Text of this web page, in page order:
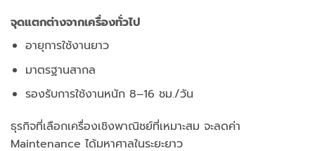
จุดแตกต่างจากเครื่องทั่วไป
อายุการใช้งานยาว
มาตรฐานสากล
รองรับการใช้งานหนัก 8–16 ชม./วัน
ธุรกิจที่เลือกเครื่องเชิงพาณิชย์ที่เหมาะสม จะลดค่า
Maintenance ได้มหาศาลในระยะยาว